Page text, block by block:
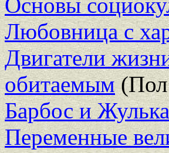
Любовница с
Двигатели
обитаемым(Пол
Барбос и Жулька
Переменные